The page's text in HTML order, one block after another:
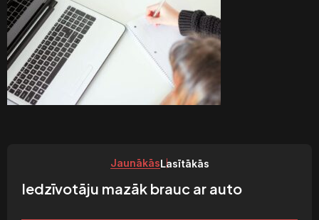
JaunākāsLasītākās
Iedzīvotāju mazāk brauc ar auto